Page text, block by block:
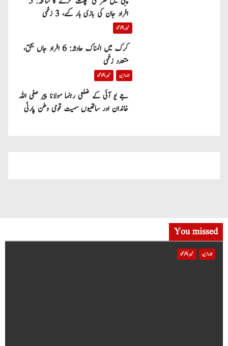
افراد جان کی بازی ہار گئے، 3 زخمی
خیبر پختونخوا
کرک میں المناک حادثہ: 6 افراد جاں بحق،
متعدد زخمی
تازہ ترین خیبر پختونخوا
جے یو آئی کے ضلعی رہنما مولانا پیر صفی اللہ
خاندان اور ساتھیوں سمیت قومی وطن پارٹی
You missed
تازہ ترین خیبر پختونخوا